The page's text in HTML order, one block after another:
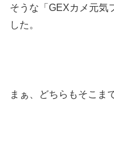
そうな「GEXカメ元気
した。
まぁ、どちらもそこま